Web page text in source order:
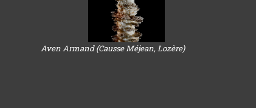
Aven Armand (Causse Méjean, Lozère)